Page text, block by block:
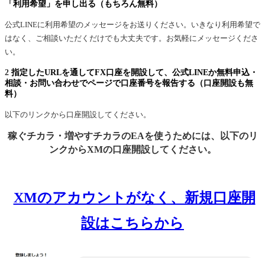
「利用希望」を申し出る（もちろん無料）
公式LINEに利用希望のメッセージをお送りください。いきなり利用希望で
はなく、ご相談いただくだけでも大丈夫です。お気軽にメッセージくださ
い。
2 指定したURLを通してFX口座を開設して、公式LINEか無料申込・
相談・お問い合わせでページで口座番号を報告する（口座開設も無
料）
以下のリンクから口座開設してください。
稼ぐチカラ・増やすチカラのEAを使うためには、以下のリ
ンクからXMの口座開設してください。
XMのアカウントがなく、新規口座開
設はこちらから